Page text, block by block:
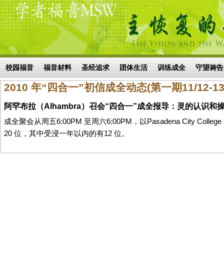
Skip to main content
搜索表单
校园福音 福音材料 圣经追求 团体生活 训练成全 守望祷告
2010 年“四合一”初信成全动态(第一期11/12-
阿罕布拉（Alhambra）召会“四合一”成全报导：灵的认识和
成全聚会从周五6:00PM 至周六6:00PM，以Pasadena City
20 位，其中受浸一年以内的有12 位。